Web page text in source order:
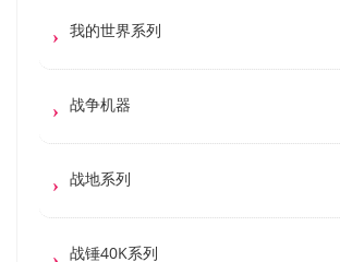
我的世界系列
战争机器
战地系列
战锤40K系列